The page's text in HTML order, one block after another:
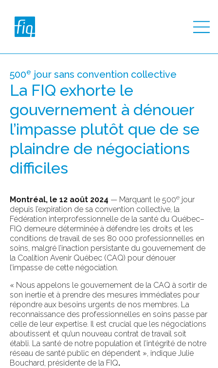
500e jour sans convention collective
La FIQ exhorte le
gouvernement à dénouer
l’impasse plutôt que de se
plaindre de négociations
difficiles
Montréal, le 12 août 2024 — Marquant le 500e jour
depuis l’expiration de sa convention collective, la
Fédération interprofessionnelle de la santé du Québec–
FIQ demeure déterminée à défendre les droits et les
conditions de travail de ses 80 000 professionnelles en
soins, malgré l’inaction persistante du gouvernement de
la Coalition Avenir Québec (CAQ) pour dénouer
l’impasse de cette négociation.
« Nous appelons le gouvernement de la CAQ à sortir de
son inertie et à prendre des mesures immédiates pour
répondre aux besoins urgents de nos membres. La
reconnaissance des professionnelles en soins passe par
celle de leur expertise. Il est crucial que les négociations
aboutissent et qu’un nouveau contrat de travail soit
établi. La santé de notre population et l’intégrité de notre
réseau de santé public en dépendent », indique Julie
Bouchard, présidente de la FIQ.